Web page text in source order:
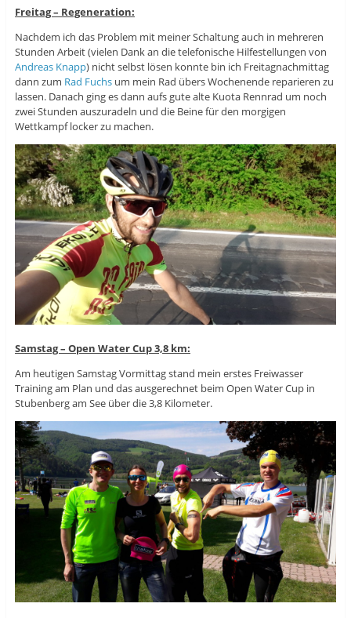
Freitag – Regeneration:
Nachdem ich das Problem mit meiner Schaltung auch in mehreren
Stunden Arbeit (vielen Dank an die telefonische Hilfestellungen von
Andreas Knapp) nicht selbst lösen konnte bin ich Freitagnachmittag
dann zum Rad Fuchs um mein Rad übers Wochenende reparieren zu
lassen. Danach ging es dann aufs gute alte Kuota Rennrad um noch
zwei Stunden auszuradeln und die Beine für den morgigen
Wettkampf locker zu machen.
Samstag – Open Water Cup 3,8 km:
Am heutigen Samstag Vormittag stand mein erstes Freiwasser
Training am Plan und das ausgerechnet beim Open Water Cup in
Stubenberg am See über die 3,8 Kilometer.